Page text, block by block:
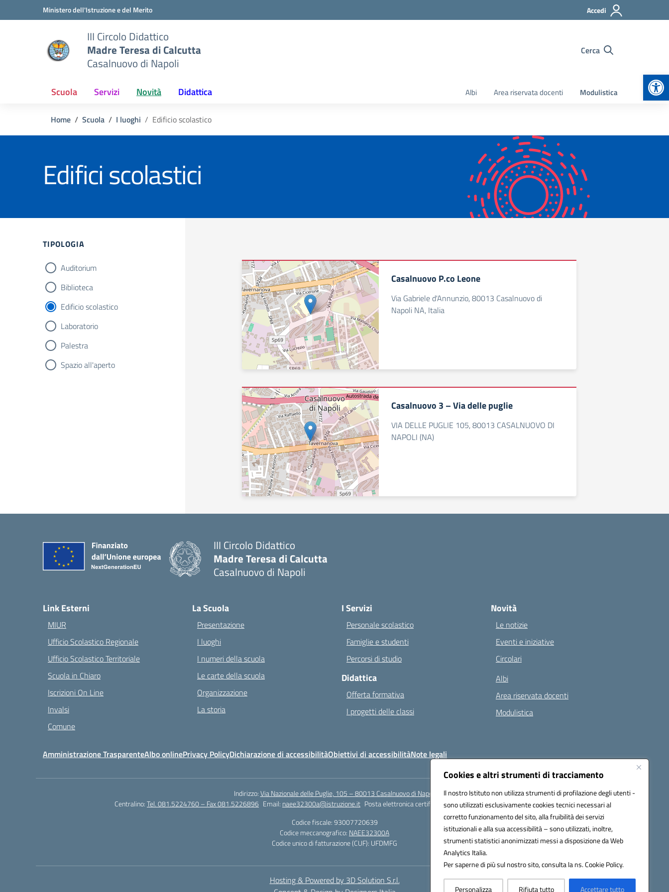
Cookies e altri strumenti di tracciamento
Il nostro Istituto non utilizza strumenti di profilazione degli utenti -
sono utilizzati esclusivamente cookies tecnici necessari al
corretto funzionamento del sito, alla fruibilità dei servizi
istituzionali e alla sua accessibilità – sono utilizzati, inoltre,
strumenti statistici anonimizzati messi a disposizione da Web
Analytics Italia.
Per saperne di più sul nostro sito, consulta la ns. Cookie Policy.
Personalizza Rifiuta tutto Accettare tutto
Vai ai contenuti
Vai al menu di navigazioneMinistero dell'Istruzione e del Merito Accedi
III Circolo Didattico
Madre Teresa di Calcutta
Casalnuovo di Napoli
Cerca
Scuola Servizi Novità Didattica Albi Area riservata docenti Modulistica
Home Scuola I luoghi Edificio scolastico
Edifici scolastici
Filtri
TIPOLOGIA
Auditorium
Biblioteca
Edificio scolastico
Laboratorio
Palestra
Spazio all'aperto
Casalnuovo P.co Leone
Via Gabriele d'Annunzio, 80013 Casalnuovo di
Napoli NA, Italia
Casalnuovo 3 – Via delle puglie
VIA DELLE PUGLIE 105, 80013 CASALNUOVO DI
NAPOLI (NA)
III Circolo Didattico
Madre Teresa di Calcutta
Casalnuovo di Napoli
Link Esterni
MIUR
Ufficio Scolastico Regionale
Ufficio Scolastico Territoriale
Scuola in Chiaro
Iscrizioni On Line
Invalsi
Comune
La Scuola
Presentazione
I luoghi
I numeri della scuola
Le carte della scuola
Organizzazione
La storia
I Servizi
Personale scolastico
Famiglie e studenti
Percorsi di studio
Didattica
Offerta formativa
I progetti delle classi
Novità
Le notizie
Eventi e iniziative
Circolari
Albi
Area riservata docenti
Modulistica
Amministrazione TrasparenteAlbo onlinePrivacy PolicyDichiarazione di accessibilitàObiettivi di accessibilitàNote legali
Indirizzo:Via Nazionale delle Puglie, 105 – 80013 Casalnuovo di Napoli
Centralino:Tel. 081.5224760 – Fax 081.5226896 Email: naee32300a@istruzione.it Posta elettronica certificata (PEC):naee32300a@pec.istruzione.it
Codice fiscale: 93007720639
Codice meccanografico: NAEE32300A
Codice unico di fatturazione (CUF): UFDMFG
Hosting & Powered by 3D Solution S.r.l.